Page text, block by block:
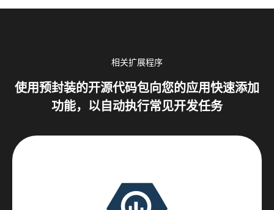
相关扩展程序
使用预封装的开源代码包向您的应用快速添加
功能，以自动执行常见开发任务